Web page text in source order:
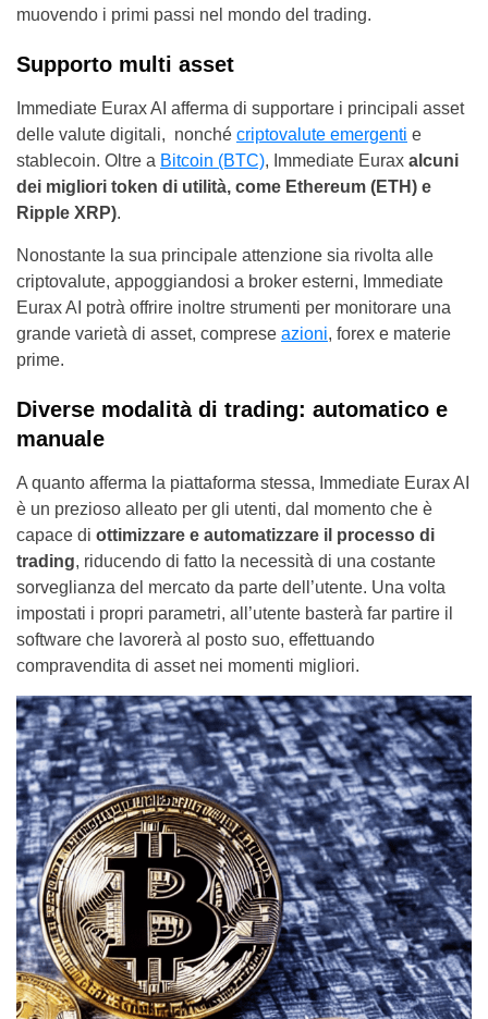
muovendo i primi passi nel mondo del trading.
Supporto multi asset
Immediate Eurax AI afferma di supportare i principali asset
delle valute digitali, nonché criptovalute emergenti e
stablecoin. Oltre a Bitcoin (BTC), Immediate Eurax alcuni
dei migliori token di utilità, come Ethereum (ETH) e
Ripple XRP).
Nonostante la sua principale attenzione sia rivolta alle
criptovalute, appoggiandosi a broker esterni, Immediate
Eurax AI potrà offrire inoltre strumenti per monitorare una
grande varietà di asset, comprese azioni, forex e materie
prime.
Diverse modalità di trading: automatico e
manuale
A quanto afferma la piattaforma stessa, Immediate Eurax AI
è un prezioso alleato per gli utenti, dal momento che è
capace di ottimizzare e automatizzare il processo di
trading, riducendo di fatto la necessità di una costante
sorveglianza del mercato da parte dell’utente. Una volta
impostati i propri parametri, all’utente basterà far partire il
software che lavorerà al posto suo, effettuando
compravendita di asset nei momenti migliori.